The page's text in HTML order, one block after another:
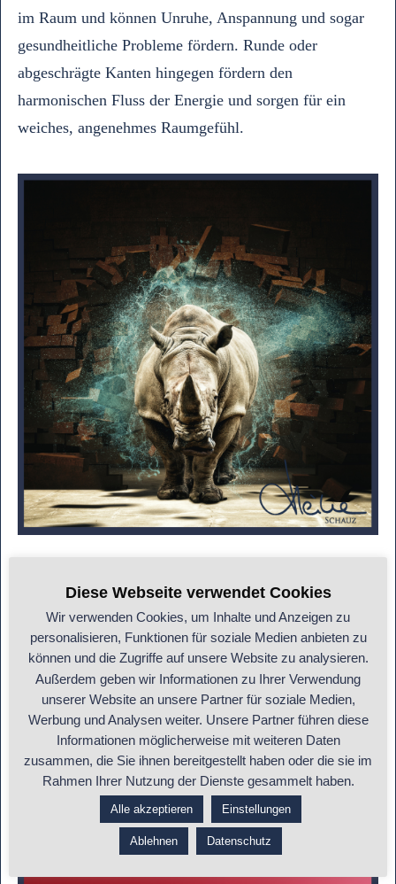
im Raum und können Unruhe, Anspannung und sogar
gesundheitliche Probleme fördern. Runde oder
abgeschrägte Kanten hingegen fördern den
harmonischen Fluss der Energie und sorgen für ein
weiches, angenehmes Raumgefühl.
durch die Wand bricht, mögen in einem hippen
Magazin gut aussehen, doch sie bringen Unruhe in
Dein Zuhause. Feng Shui setzt auf Harmonie und
Balance, nicht auf Schockeffekte. Solche aggressiven
Bilder können den Energiefluss stören und eine
Atmosphäre der Spannung und Unruhe erzeugen –
genau das Gegenteil von dem, was Feng Shui erreichen
möchte.
Diese Webseite verwendet Cookies
Wir verwenden Cookies, um Inhalte und Anzeigen zu
personalisieren, Funktionen für soziale Medien anbieten zu
können und die Zugriffe auf unsere Website zu analysieren.
Außerdem geben wir Informationen zu Ihrer Verwendung
unserer Website an unsere Partner für soziale Medien,
Werbung und Analysen weiter. Unsere Partner führen diese
Informationen möglicherweise mit weiteren Daten
zusammen, die Sie ihnen bereitgestellt haben oder die sie im
Rahmen Ihrer Nutzung der Dienste gesammelt haben.
Alle akzeptieren Einstellungen
Ablehnen Datenschutz